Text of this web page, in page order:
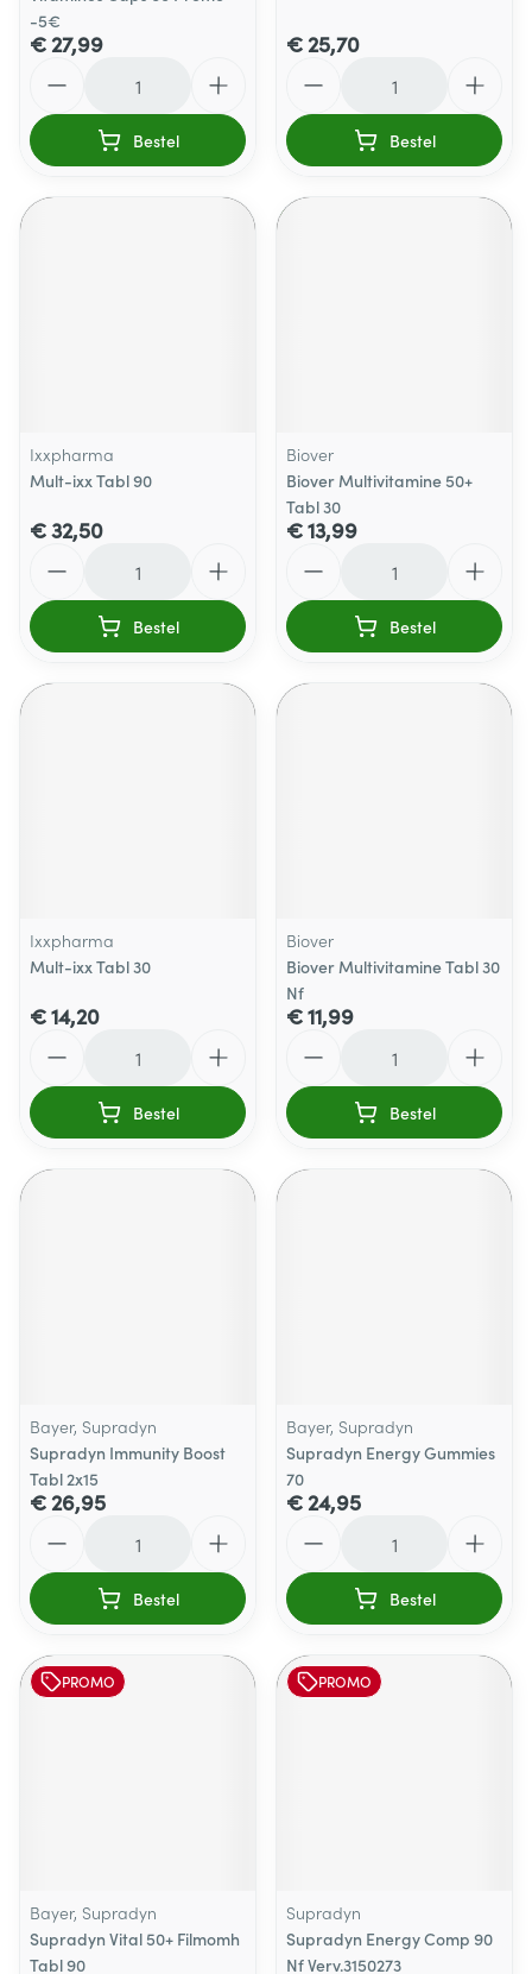
-5€
€ 27,99
Bestel
€ 25,70
Bestel
Ixxpharma
Mult-ixx Tabl 90
€ 32,50
Bestel
Biover
Biover Multivitamine 50+
Tabl 30
€ 13,99
Bestel
Ixxpharma
Mult-ixx Tabl 30
€ 14,20
Bestel
Biover
Biover Multivitamine Tabl 30
Nf
€ 11,99
Bestel
Bayer, Supradyn
Supradyn Immunity Boost
Tabl 2x15
€ 26,95
Bestel
Bayer, Supradyn
Supradyn Energy Gummies
70
€ 24,95
Bestel
PROMO
Bayer, Supradyn
Supradyn Vital 50+ Filmomh
Tabl 90
PROMO
Supradyn
Supradyn Energy Comp 90
Nf Verv.3150273